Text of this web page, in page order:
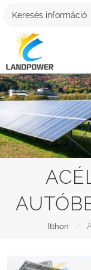
Itthon /